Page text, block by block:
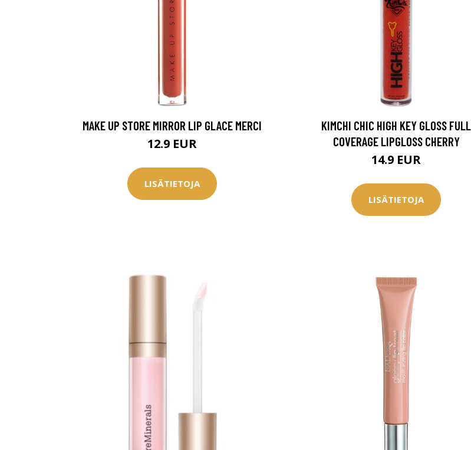
MAKE UP STORE MIRROR LIP GLACE MERCI
12.9 EUR
LISÄTIETOJA
KIMCHI CHIC HIGH KEY GLOSS FULL
COVERAGE LIPGLOSS CHERRY
14.9 EUR
LISÄTIETOJA